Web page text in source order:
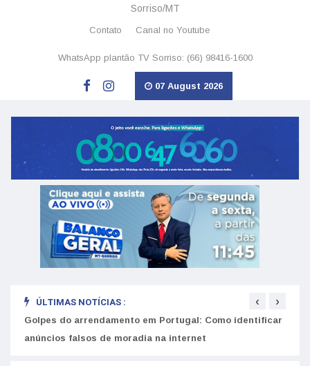
Sorriso/MT
Contato Canal no Youtube
WhatsApp plantão TV Sorriso: (66) 98416-1600
07 August 2026
ÚLTIMAS NOTÍCIAS :
Golpes do arrendamento em Portugal: Como identificar
anúncios falsos de moradia na internet
‹ ›